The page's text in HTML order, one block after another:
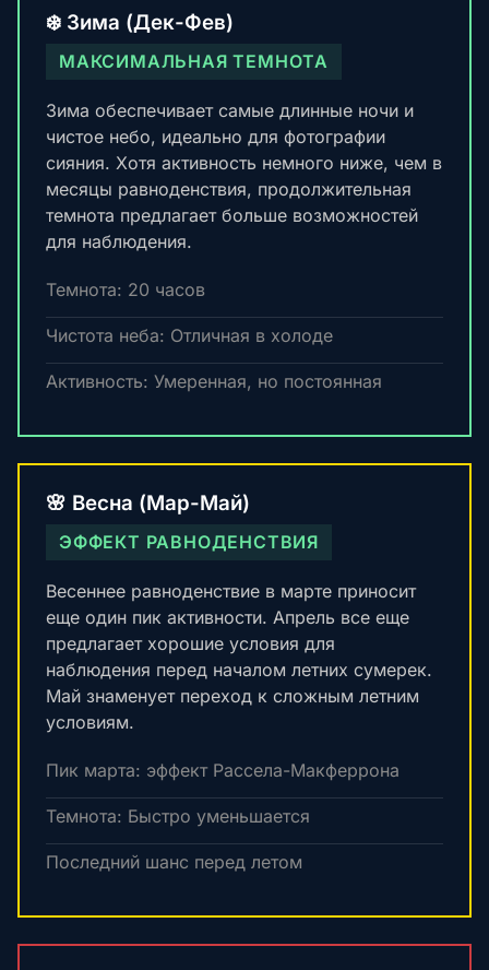
❄️ Зима (Дек-Фев)
МАКСИМАЛЬНАЯ ТЕМНОТА
Зима обеспечивает самые длинные ночи и
чистое небо, идеально для фотографии
сияния. Хотя активность немного ниже, чем в
месяцы равноденствия, продолжительная
темнота предлагает больше возможностей
для наблюдения.
Темнота: 20 часов
Чистота неба: Отличная в холоде
Активность: Умеренная, но постоянная
🌸 Весна (Мар-Май)
ЭФФЕКТ РАВНОДЕНСТВИЯ
Весеннее равноденствие в марте приносит
еще один пик активности. Апрель все еще
предлагает хорошие условия для
наблюдения перед началом летних сумерек.
Май знаменует переход к сложным летним
условиям.
Пик марта: эффект Рассела-Макферрона
Темнота: Быстро уменьшается
Последний шанс перед летом